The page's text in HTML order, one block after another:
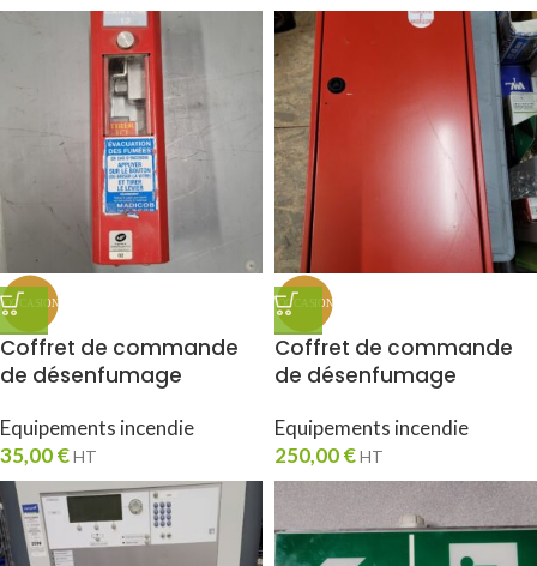
Coffret de commande
de désenfumage
Equipements incendie
35,00€HT
Coffret de commande
de désenfumage
Equipements incendie
250,00€HT